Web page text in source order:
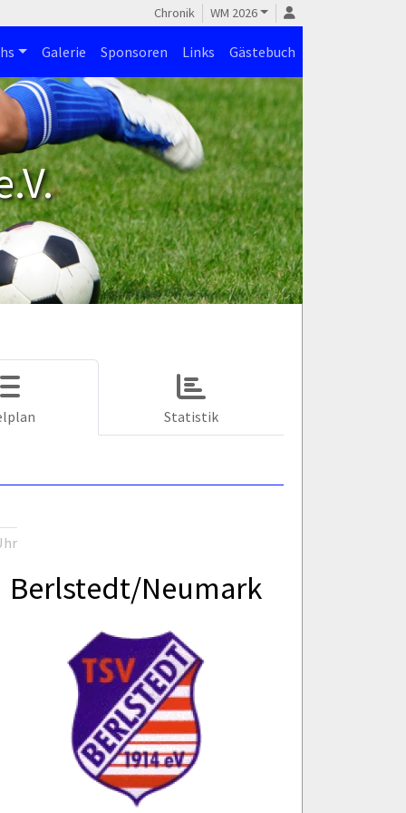
Chronik WM 2026
Galerie Sponsoren Links Gästebuch
Statistik
Berlstedt/Neumark